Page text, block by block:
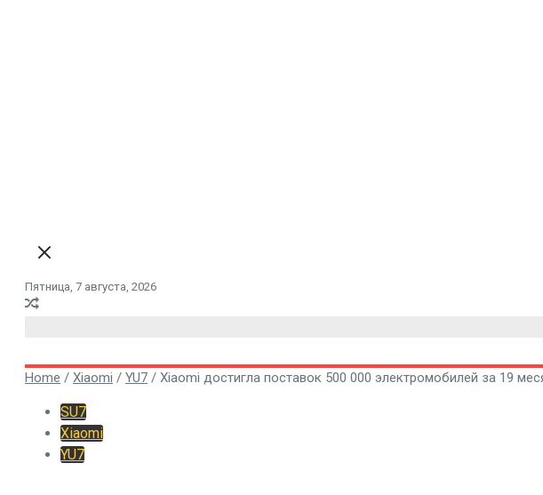
Пятница, 7 августа, 2026
Home / Xiaomi / YU7 / Xiaomi достигла поставок 500 000 электромобилей за 19
SU7
Xiaomi
YU7